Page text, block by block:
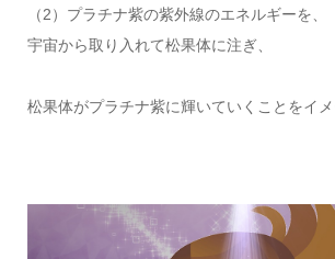
（2）プラチナ紫の紫外線のエネルギーを、
宇宙から取り入れて松果体に注ぎ、
松果体がプラチナ紫に輝いていくことをイメ